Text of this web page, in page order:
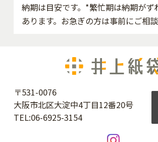
納期は目安です。*繁忙期は納期がず
あります。お急ぎの方は事前にご相談
〒531-0076
大阪市北区大淀中4丁目12番20号
TEL:06-6925-3154